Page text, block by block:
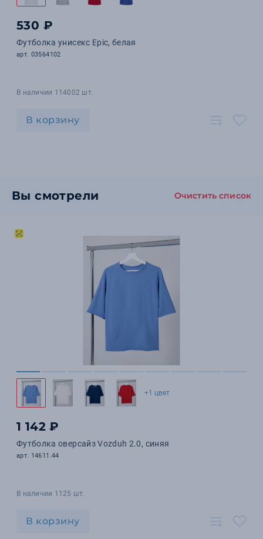
530 ₽
Футболка унисекс Epic, белая
арт. 03564102
В наличии 114002 шт.
В корзину
Вы смотрели Очистить список
+1 цвет
1 142 ₽
Футболка оверсайз Vozduh 2.0, синяя
арт. 14611.44
В наличии 1125 шт.
В корзину